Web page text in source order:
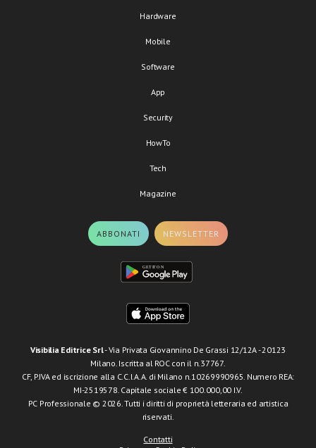
Hardware
Mobile
Software
App
Security
HowTo
Tech
Magazine
ABBONATI NEWSLETTER
Visibilia Editrice Srl- Via Privata Giovannino De Grassi 12/12A - 20123
Milano. Iscritta al ROC con il n.37767.
CF, P.IVA ed iscrizione alla C.C.I.A.A. di Milano n.10269990965. Numero REA:
MI-2519578. Capitale sociale € 100.000,00 I.V.
PC Professionale © 2026. Tutti i diritti di proprietà letteraria ed artistica
riservati.
Contatti